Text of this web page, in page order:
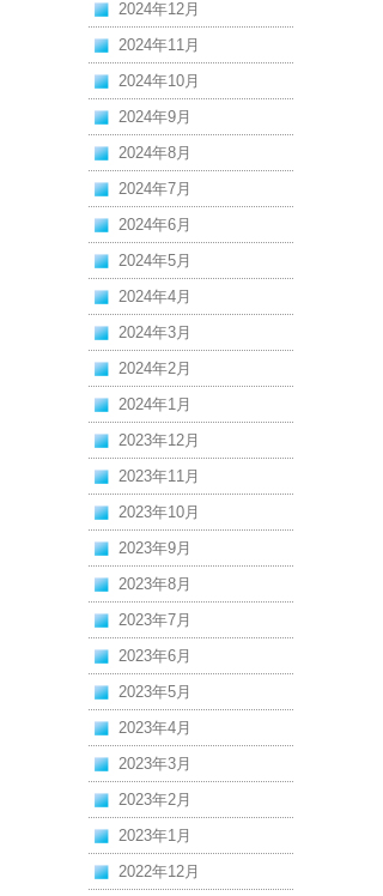
2024年12月
2024年11月
2024年10月
2024年9月
2024年8月
2024年7月
2024年6月
2024年5月
2024年4月
2024年3月
2024年2月
2024年1月
2023年12月
2023年11月
2023年10月
2023年9月
2023年8月
2023年7月
2023年6月
2023年5月
2023年4月
2023年3月
2023年2月
2023年1月
2022年12月